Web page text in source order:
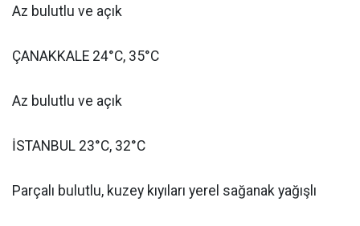
Az bulutlu ve açık
ÇANAKKALE 24°C, 35°C
Az bulutlu ve açık
İSTANBUL 23°C, 32°C
Parçalı bulutlu, kuzey kıyıları yerel sağanak yağışlı